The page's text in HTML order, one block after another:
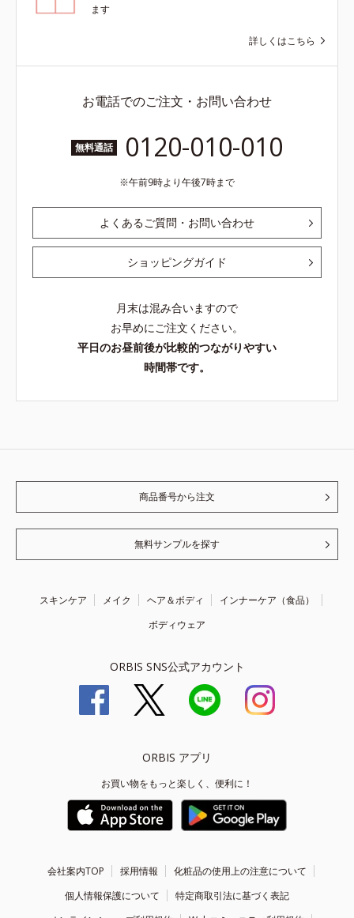
ます
詳しくはこちら
お電話でのご注文・お問い合わせ
無料通話 0120-010-010
午前9時より午後7時まで
よくあるご質問・お問い合わせ
ショッピングガイド
月末は混み合いますので
お早めにご注文ください。
平日のお昼前後が比較的つながりやすい
時間帯です。
商品番号から注文
無料サンプルを探す
スキンケア メイク ヘア＆ボディ
インナーケア（食品）
ボディウェア
ORBIS SNS公式アカウント
ORBIS アプリ
お買い物をもっと楽しく、便利に！
会社案内TOP 採用情報
化粧品の使用上の注意について
個人情報保護について
特定商取引法に基づく表記